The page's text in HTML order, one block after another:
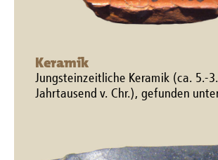
Keramik
Jungsteinzeitliche Keramik (ca. 5.-3.
Jahrtausend v. Chr.), gefunden